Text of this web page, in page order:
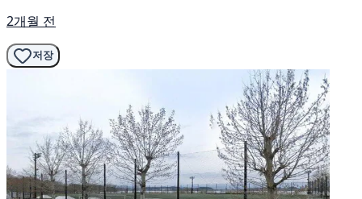
2개월 전
저장